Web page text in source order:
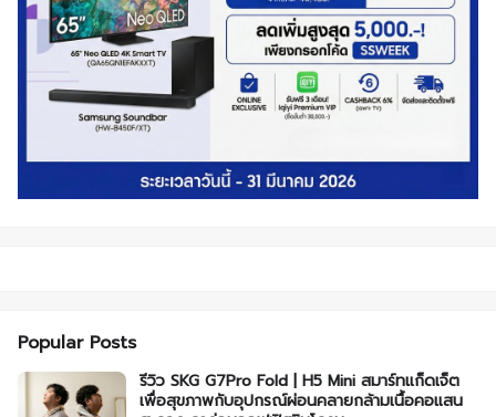
Popular Posts
รีวิว SKG G7Pro Fold | H5 Mini สมาร์ทแก็ดเจ็ต
เพื่อสุขภาพกับอุปกรณ์ผ่อนคลายกล้ามเนื้อคอแสน